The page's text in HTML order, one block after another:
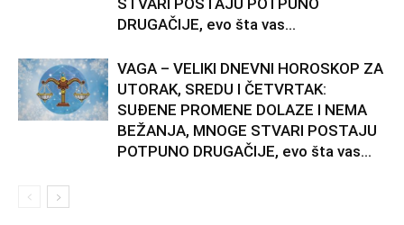
STVARI POSTAJU POTPUNO
DRUGAČIJE, evo šta vas...
VAGA – VELIKI DNEVNI HOROSKOP ZA
UTORAK, SREDU I ČETVRTAK:
SUĐENE PROMENE DOLAZE I NEMA
BEŽANJA, MNOGE STVARI POSTAJU
POTPUNO DRUGAČIJE, evo šta vas...